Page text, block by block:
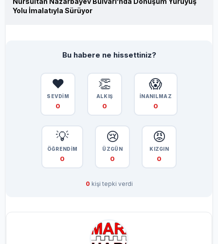
Yolu İmalatıyla Sürüyor
Bu habere ne hissettiniz?
❤️
SEVDİM
0
👏
ALKIŞ
0
😱
İNANILMAZ
0
💡
ÖĞRENDİM
0
😢
ÜZGÜN
0
😡
KIZGIN
0
0 kişi tepki verdi